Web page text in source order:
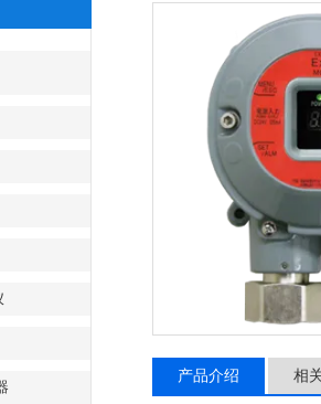
产品介绍 相